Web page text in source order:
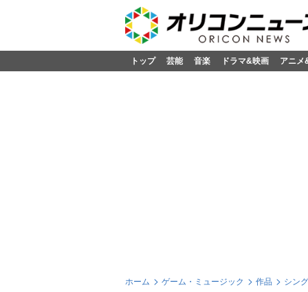
トップ 芸能 音楽 ドラマ&映画 アニメ
ホーム ゲーム・ミュージック 作品 シン